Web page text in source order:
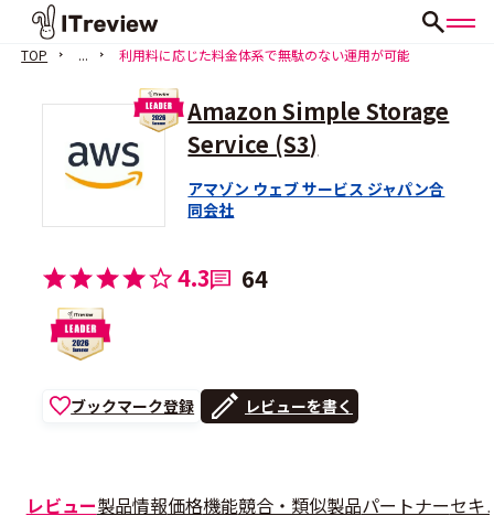
TOP ... 利用料に応じた料金体系で無駄のない運用が可能
Amazon Simple Storage
Service (S3)
アマゾン ウェブ サービス ジャパン合
同会社
4.3 64
ブックマーク登録 レビューを書く
レビュー製品情報価格機能競合・類似製品パートナーセキ